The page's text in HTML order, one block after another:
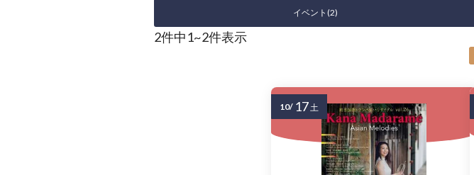
イベント(2)
2件中1~2件表示
10/ 17土